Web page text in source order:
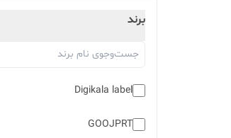
برند
Digikala label
GOOJPRT